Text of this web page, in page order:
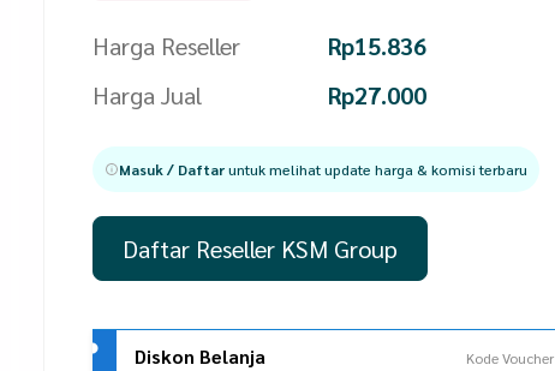
Harga Reseller Rp15.836
Harga Jual
Rp27.000
Masuk / Daftaruntuk melihat update harga & komisi terbaru
Daftar Reseller KSM Group
Diskon Belanja
Kode Voucher